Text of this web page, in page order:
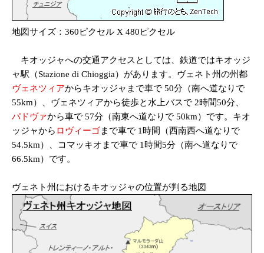
地図サイズ：360ピクセル X 480ピクセル
キオッジャへの交通アクセスとしては、鉄道ではキオッジ
ャ駅（Stazione di Chioggia）があります。ヴェネト州の州都
ヴェネツィアからキオッジャまで車で 50分（南へ道なりで
55km）、ヴェネツィアから徒歩と水上バスで 2時間50分、
パドヴァから車で 57分（南東へ道なりで 50km）です。キオ
ッジャから ロヴィーゴまで車で 1時間（西南西へ道なりで
54.5km）、コマッキオまで車で 1時間5分（南へ道なりで
66.5km）です。
ヴェネト州におけるキオッジャの位置が判る地図